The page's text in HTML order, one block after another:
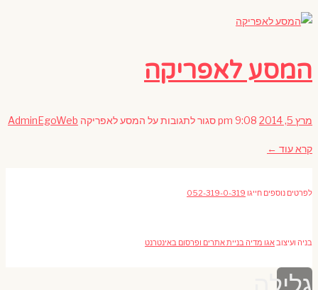
המסע לאפריקה
מרץ 5, 2014 9:08 pm סגור לתגובותעל המסע לאפריקה AdminEgoWeb
קרא עוד ←
לפרטים נוספים חייגו 052-319-0-319
בניה ועיצובאגו מדיה בניית אתרים ופרסום באינטרנט